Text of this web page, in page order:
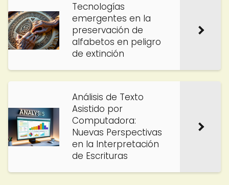
Tecnologías
emergentes en la
preservación de
alfabetos en peligro
de extinción
Análisis de Texto
Asistido por
Computadora:
Nuevas Perspectivas
en la Interpretación
de Escrituras